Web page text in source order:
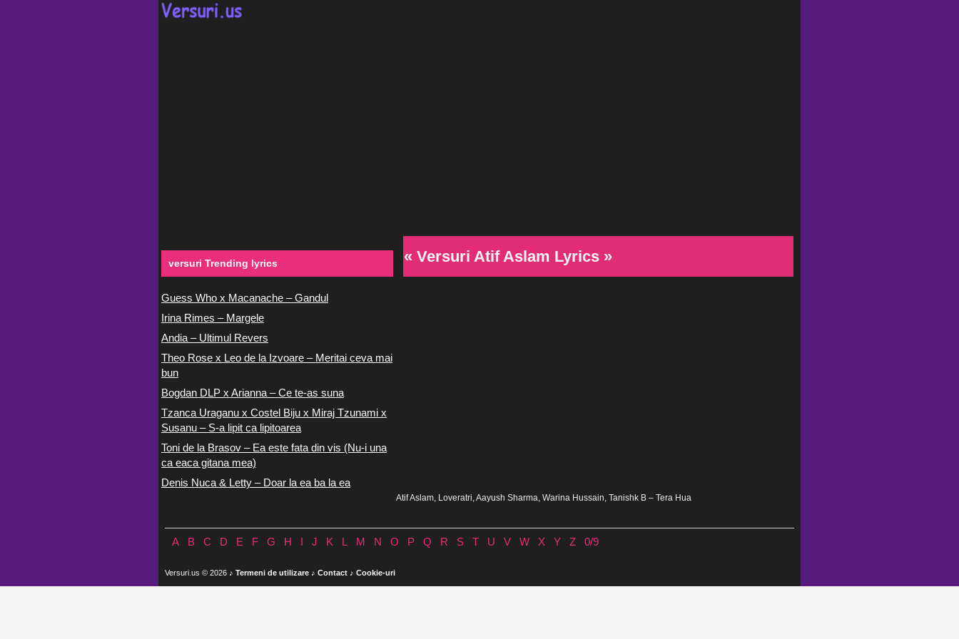
« Versuri Atif Aslam Lyrics »
Atif Aslam, Loveratri, Aayush Sharma, Warina Hussain, Tanishk B – Tera Hua
versuri Trending lyrics
Guess Who x Macanache – Gandul
Irina Rimes – Margele
Andia – Ultimul Revers
Theo Rose x Leo de la Izvoare – Meritai ceva mai
bun
Bogdan DLP x Arianna – Ce te-as suna
Tzanca Uraganu x Costel Biju x Miraj Tzunami x
Susanu – S-a lipit ca lipitoarea
Toni de la Brasov – Ea este fata din vis (Nu-i una
ca eaca gitana mea)
Denis Nuca & Letty – Doar la ea ba la ea
A B C D E F G H J K L M N O P Q R S T U V W X Y Z 0/9
Versuri.us © 2026 ♪ Termeni de utilizare ♪ Contact ♪ Cookie-uri